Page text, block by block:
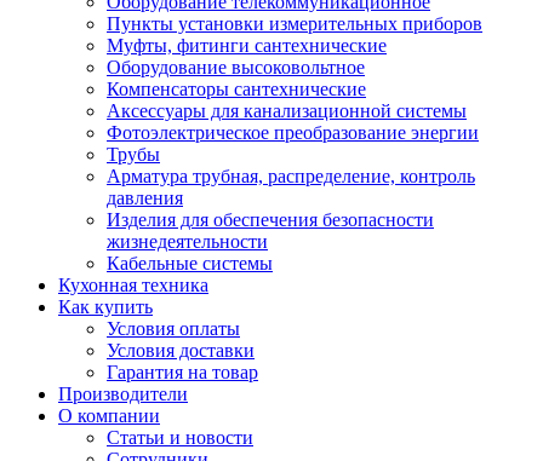
Пункты установки измерительных приборов
Муфты, фитинги сантехнические
Оборудование высоковольтное
Компенсаторы сантехнические
Аксессуары для канализационной системы
Фотоэлектрическое преобразование энергии
Трубы
Арматура трубная, распределение, контроль
давления
Изделия для обеспечения безопасности
жизнедеятельности
Кабельные системы
Кухонная техника
Как купить
Условия оплаты
Условия доставки
Гарантия на товар
Производители
О компании
Статьи и новости